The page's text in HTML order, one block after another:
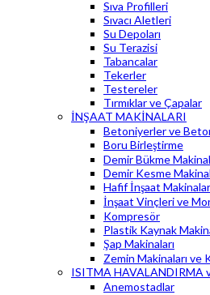
Sıva Profilleri
Sıvacı Aletleri
Su Depoları
Su Terazisi
Tabancalar
Tekerler
Testereler
Tırmıklar ve Çapalar
İNŞAAT MAKİNALARI
Betoniyerler ve
Boru Birleştirme
Demir Bükme
Demir Kesme
Hafif İnşaat
İnşaat Vinçleri ve
Kompresör
Plastik Kaynak
Şap Makinaları
Zemin Makinaları ve
ISITMA HAVALANDIRMA
Anemostadlar